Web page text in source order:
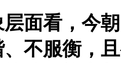
层面看，今
不服衡，